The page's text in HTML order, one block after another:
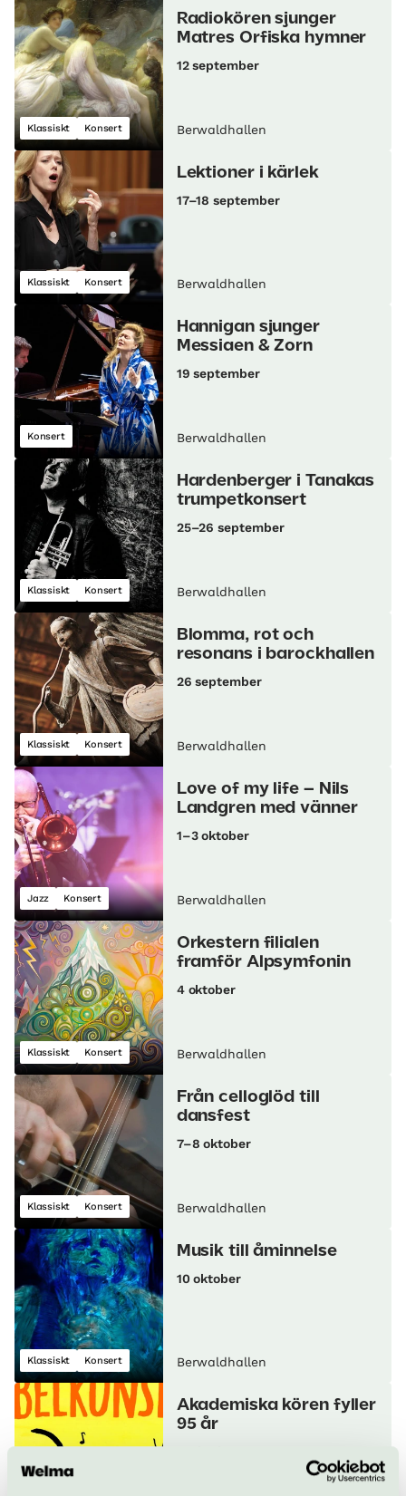
Klassiskt Konsert
Radiokören sjunger
Matres Orfiska hymner
12 september
Berwaldhallen
Klassiskt Konsert
Lektioner i kärlek
17–18 september
Berwaldhallen
Konsert
Hannigan sjunger
Messiaen & Zorn
19 september
Berwaldhallen
Klassiskt Konsert
Hardenberger i Tanakas
trumpetkonsert
25–26 september
Berwaldhallen
Klassiskt Konsert
Blomma, rot och
resonans i barockhallen
26 september
Berwaldhallen
Jazz Konsert
Love of my life – Nils
Landgren med vänner
1–3 oktober
Berwaldhallen
Klassiskt Konsert
Orkestern filialen
framför Alpsymfonin
4 oktober
Berwaldhallen
Klassiskt Konsert
Från celloglöd till
dansfest
7–8 oktober
Berwaldhallen
Klassiskt Konsert
Musik till åminnelse
10 oktober
Berwaldhallen
Akademiska kören fyller
95 år